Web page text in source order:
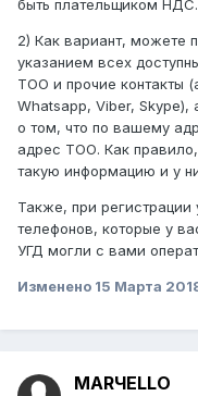
быть плательщиком НДС.
2) Как вариант, можете
указанием всех
ТОО и прочие контакты
Whatsapp, Viber, Skype),
о том, что по вашему
адрес ТОО. Как
такую информацию и у
Также, при
телефонов, которые у
УГД могли с вами
Изменено 15 Марта
MARЧELLO